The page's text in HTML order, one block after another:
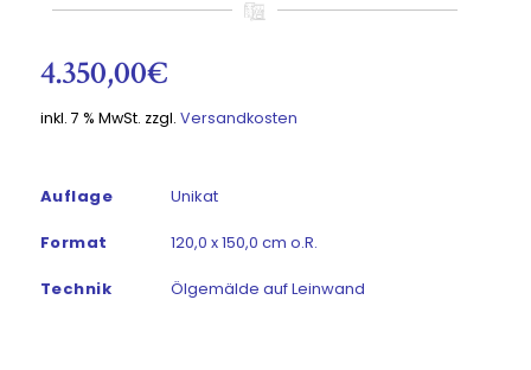
4.350,00€
inkl. 7 % MwSt. zzgl. Versandkosten
Auflage Unikat
Format 120,0 x 150,0 cm o.R.
Technik Ölgemälde auf Leinwand